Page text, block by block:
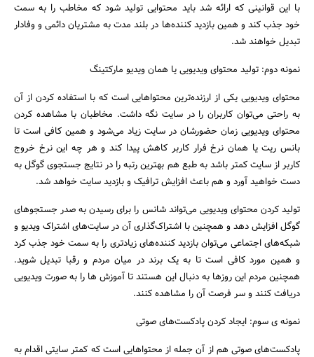
با این قوانینی که ارائه شد باید محتوایی تولید شود که مخاطب را به سمت
خود جذب کند و همین بازدید کننده‌ها در بلند مدت به مشتریان دائمی و وفادار
تبدیل خواهند شد.
نمونه دوم: تولید محتوای ویدیویی یا همان ویدیو مارکتینگ
محتوای ویدیویی یکی از ارزنده‌ترین محتواهایی است که با استفاده کردن از آن
به راحتی می‌توان کاربران را در سایت نگه داشت. مخاطبان با مشاهده کردن
محتوای ویدیویی زمان حضورشان در سایت زیاد می‌شود و همین کافی است تا
بانس ریت یا همان نرخ فرار کاربر کاهش پیدا کند و هر چه این نرخ خروج
کاربر از سایت کمتر باشد به طبع هم بهترین رتبه را در نتایج جستجوی گوگل به
دست خواهید آورد و هم باعث افزایش ترافیک و بازدید سایت خواهد شد.
تولید کردن محتوای ویدیویی می‌تواند شانس را برای رسیدن به صدر جستجوهای
گوگل افزایش دهد و همچنین با اشتراک‌گذاری آن در سایت‌های اشتراک ویدیو و
شبکه‌های اجتماعی می‌توان بازدید کننده‌های زیادتری را به سمت خود جذب کرد
و همین مورد کافی است تا به یک برند در میان مردم و رقبا تبدیل شوید.
همچنین مردم این روزها به دنبال این هستند تا آموزش ها را به صورت ویدیویی
دریافت کنند و سر فرصت آن را مشاهده کنند.
نمونه ی سوم: ایجاد کردن پادکست‌های صوتی
پادکست‌های صوتی هم از آن جمله از محتواهایی است که کمتر سایتی اقدام به